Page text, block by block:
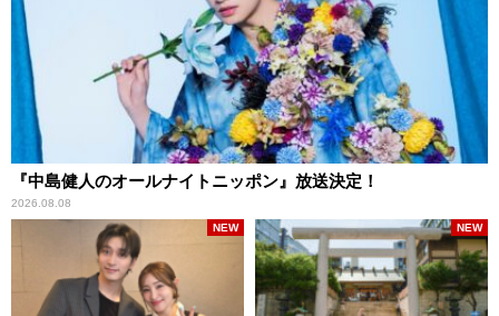
『中島健人のオールナイトニッポン』放送決定！
2026.08.08
NEW NEW